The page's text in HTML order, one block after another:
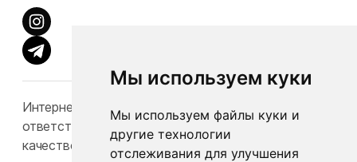
Мы используем куки
Мы используем файлы куки и
другие технологии
отслеживания для улучшения
Интернет-каталог Babylook.by не несет
ответственность за конечную стоимость и
качество товаров.